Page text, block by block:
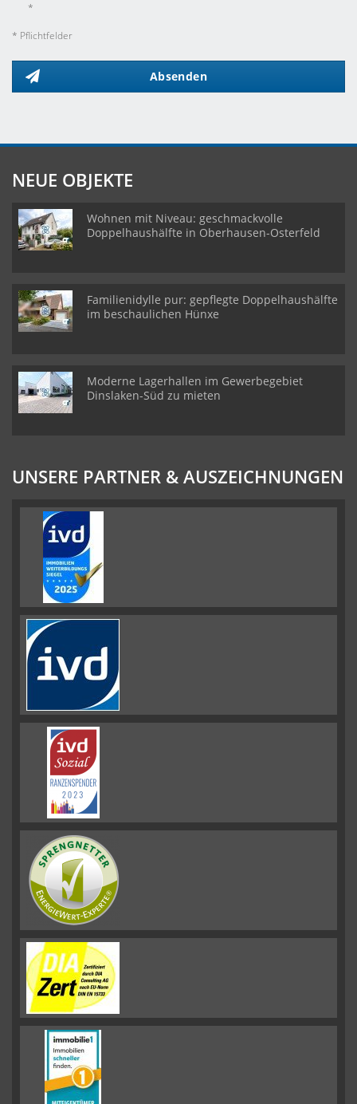
*
* Pflichtfelder
Absenden
NEUE OBJEKTE
Wohnen mit Niveau: geschmackvolle
Doppelhaushälfte in Oberhausen-Osterfeld
Familienidylle pur: gepflegte Doppelhaushälfte
im beschaulichen Hünxe
Moderne Lagerhallen im Gewerbegebiet
Dinslaken-Süd zu mieten
UNSERE PARTNER & AUSZEICHNUNGEN